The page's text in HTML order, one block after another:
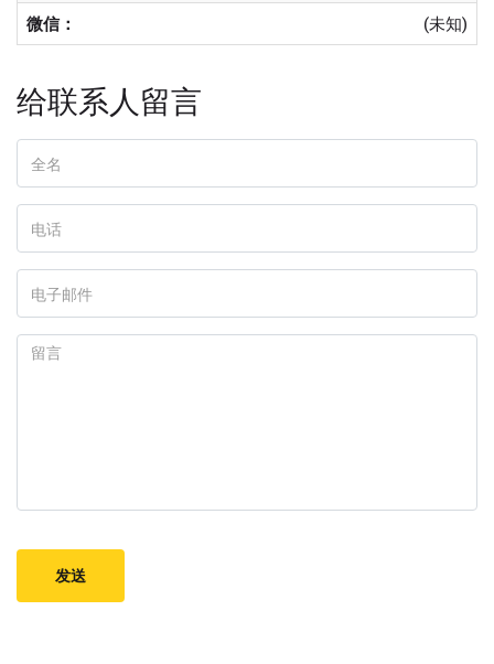
微信： (未知)
给联系人留言